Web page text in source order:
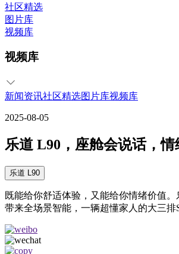
社区精选
图片库
视频库
视频库
新闻资讯社区精选图片库视频库
2025-08-05
乐道 L90，座舱会说话，情
乐道 L90
既能给你舒适体验，又能给你情绪价值
带来全场景智能，一辆超懂家人的大三排